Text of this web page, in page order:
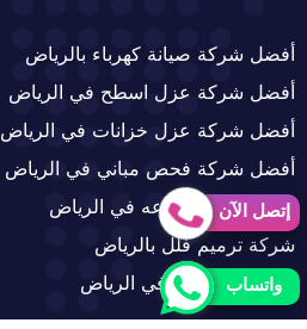
أفضل شركة صيانة كهرباء بالرياض
أفضل شركة عزل اسطح في الرياض
أفضل شركة عزل خزانات في الرياض
أفضل شركة فحص مباني في الرياض
تركيب زجاج بأنواعه في الرياض
شركة ترميم فلل بالرياض
شركة تمديد غاز في الرياض
إتصل الآن
واتساب